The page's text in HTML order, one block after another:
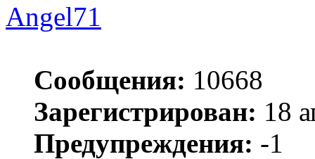
Angel71
Сообщения: 10668
Зарегистрирован: 18
Предупреждения: -1